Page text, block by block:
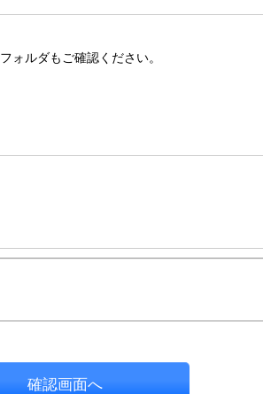
ォルダもご確認ください。
確認画面へ